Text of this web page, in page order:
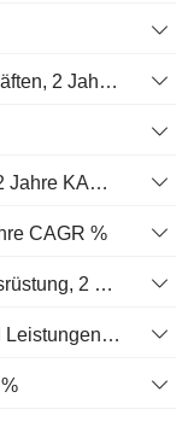
Gewinne aus fortlaufenden Geschäften, 2 Jahre. CAGR %
Normalisiertes Nettoeinkommen, 2 Jahre KAGR %
CAGR %
Nettoimmobilien, Anlagen und Ausrüstung, 2 Jahre. CAGR %
Forderungen aus Lieferungen und Leistungen, 2 J. CAGR %